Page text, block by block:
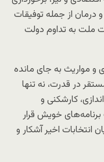
درمان از جمله توفیقات
ملت به تداوم دولت
و مواریث به جای مانده
در قدرت، نه تنها
کارشکنی و
برنامه‌های خویش قرار
انتخابات اخیر آشکار و